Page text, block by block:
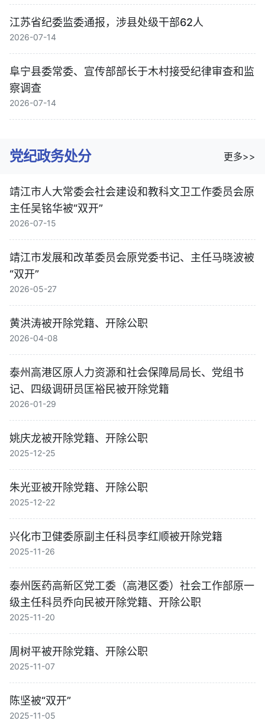
江苏省纪委监委通报，涉县处级干部62人
2026-07-14
阜宁县委常委、宣传部部长于木村接受纪律审查和监
察调查
2026-07-14
党纪政务处分 更多>>
靖江市人大常委会社会建设和教科文卫工作委员会原
主任吴铭华被“双开”
2026-07-15
靖江市发展和改革委员会原党委书记、主任马晓波被
“双开”
2026-05-27
黄洪涛被开除党籍、开除公职
2026-04-08
泰州高港区原人力资源和社会保障局局长、党组书
记、四级调研员匡裕民被开除党籍
2026-01-29
姚庆龙被开除党籍、开除公职
2025-12-25
朱光亚被开除党籍、开除公职
2025-12-22
兴化市卫健委原副主任科员李红顺被开除党籍
2025-11-26
泰州医药高新区党工委（高港区委）社会工作部原一
级主任科员乔向民被开除党籍、开除公职
2025-11-20
周树平被开除党籍、开除公职
2025-11-07
陈坚被“双开”
2025-11-05